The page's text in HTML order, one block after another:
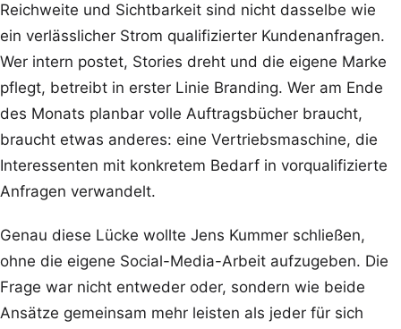
Reichweite und Sichtbarkeit sind nicht dasselbe wie
ein verlässlicher Strom qualifizierter Kundenanfragen.
Wer intern postet, Stories dreht und die eigene Marke
pflegt, betreibt in erster Linie Branding. Wer am Ende
des Monats planbar volle Auftragsbücher braucht,
braucht etwas anderes: eine Vertriebsmaschine, die
Interessenten mit konkretem Bedarf in vorqualifizierte
Anfragen verwandelt.
Genau diese Lücke wollte Jens Kummer schließen,
ohne die eigene Social-Media-Arbeit aufzugeben. Die
Frage war nicht entweder oder, sondern wie beide
Ansätze gemeinsam mehr leisten als jeder für sich